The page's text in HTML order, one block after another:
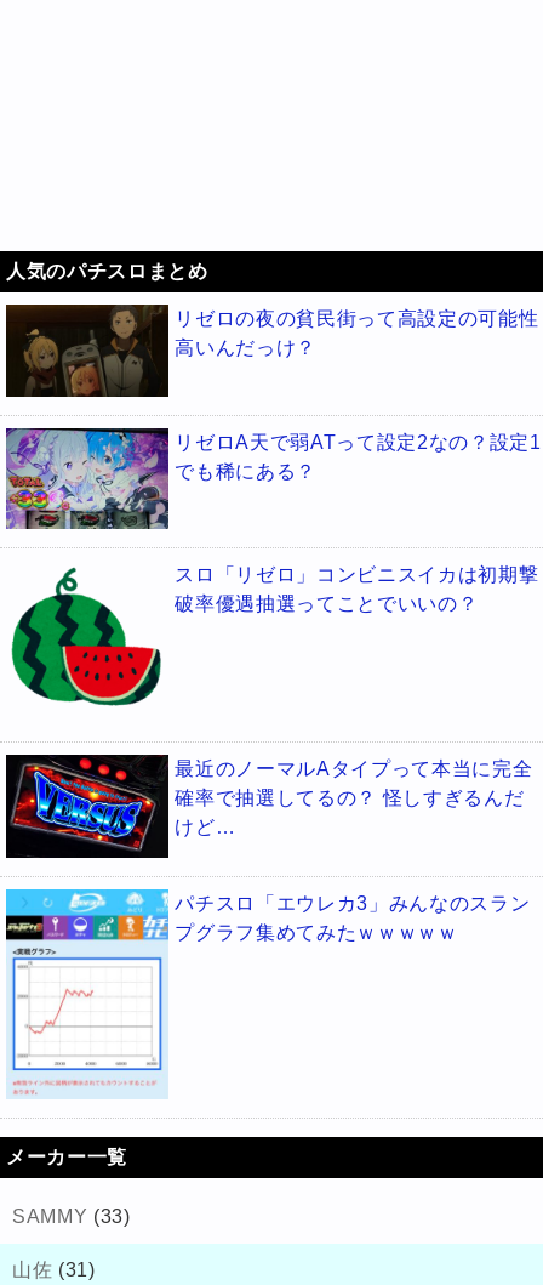
人気のパチスロまとめ
リゼロの夜の貧民街って高設定の可能性
高いんだっけ？
リゼロA天で弱ATって設定2なの？設定1
でも稀にある？
スロ「リゼロ」コンビニスイカは初期撃
破率優遇抽選ってことでいいの？
最近のノーマルAタイプって本当に完全
確率で抽選してるの？ 怪しすぎるんだ
けど…
パチスロ「エウレカ3」みんなのスラン
プグラフ集めてみたｗｗｗｗｗ
メーカー一覧
SAMMY (33)
山佐 (31)